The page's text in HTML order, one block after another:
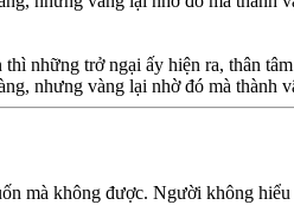
những trở ngại ấy hiện ra, thân
nhưng vàng lại nhờ đó mà thành
mà không được. Người không